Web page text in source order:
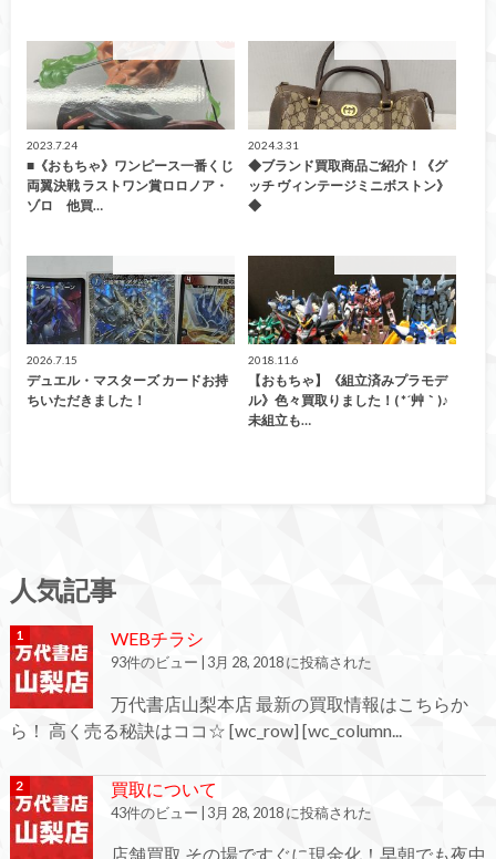
2023.7.24
■《おもちゃ》ワンピース一番くじ
両翼決戦 ラストワン賞ロロノア・
ゾロ 他買…
2024.3.31
◆ブランド買取商品ご紹介！《グ
ッチ ヴィンテージミニボストン》
◆
2026.7.15
デュエル・マスターズ カードお持
ちいただきました！
2018.11.6
【おもちゃ】《組立済みプラモデ
ル》色々買取りました！( *´艸｀)♪
未組立も…
人気記事
WEBチラシ
93件のビュー 3月 28, 2018 に投稿された
万代書店山梨本店 最新の買取情報はこちらか
ら！ 高く売る秘訣はココ☆ [wc_row] [wc_column...
買取について
43件のビュー 3月 28, 2018 に投稿された
店舗買取 その場ですぐに現金化！早朝でも夜中